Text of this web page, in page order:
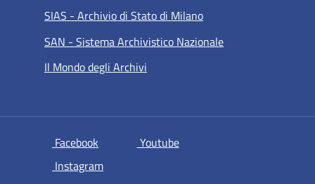
SIAS - Archivio di Stato di Milano
SAN - Sistema Archivistico Nazionale
Il Mondo degli Archivi
Facebook si apre in una nuova scheda
Youtubesi apre in una nuova scheda
Instagramsi apre in una nuova scheda